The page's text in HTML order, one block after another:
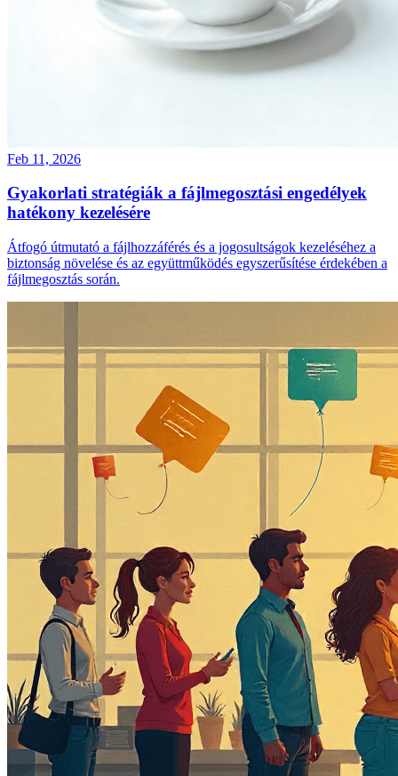
Feb 11, 2026
Gyakorlati stratégiák a fájlmegosztási engedélyek
hatékony kezelésére
Átfogó útmutató a fájlhozzáférés és a jogosultságok kezeléséhez a
biztonság növelése és az együttműködés egyszerűsítése érdekében a
fájlmegosztás során.